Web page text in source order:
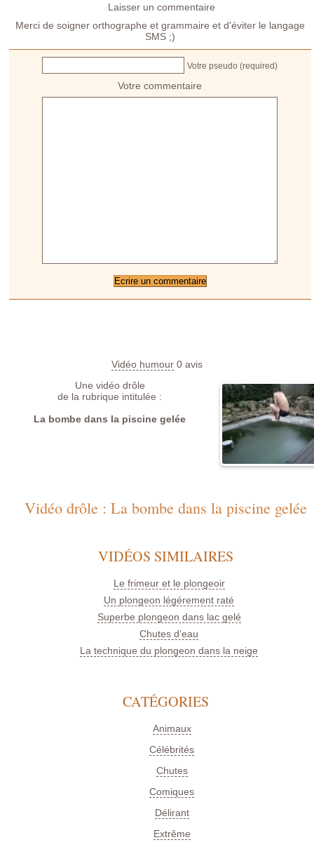
Laisser un commentaire
Merci de soigner orthographe et grammaire et d'éviter le langage
SMS ;)
Votre pseudo (required)
Votre commentaire
Vidéo humour 0 avis
Une vidéo drôle
de la rubrique intitulée :
La bombe dans la piscine gelée
Vidéo drôle : La bombe dans la piscine gelée
VIDÉOS SIMILAIRES
Le frimeur et le plongeoir
Un plongeon légérement raté
Superbe plongeon dans lac gelé
Chutes d’eau
La technique du plongeon dans la neige
CATÉGORIES
Animaux
Célébrités
Chutes
Comiques
Délirant
Extrême